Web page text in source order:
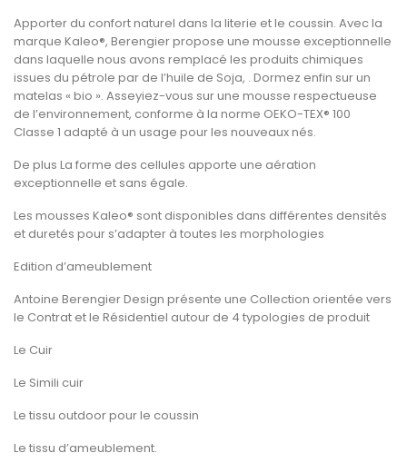
Apporter du confort naturel dans la literie et le coussin. Avec la
marque Kaleo®, Berengier propose une mousse exceptionnelle
dans laquelle nous avons remplacé les produits chimiques
issues du pétrole par de l’huile de Soja, . Dormez enfin sur un
matelas « bio ». Asseyiez-vous sur une mousse respectueuse
de l’environnement, conforme à la norme OEKO-TEX® 100
Classe 1 adapté à un usage pour les nouveaux nés.
De plus La forme des cellules apporte une aération
exceptionnelle et sans égale.
Les mousses Kaleo® sont disponibles dans différentes densités
et duretés pour s’adapter à toutes les morphologies
Edition d’ameublement
Antoine Berengier Design présente une Collection orientée vers
le Contrat et le Résidentiel autour de 4 typologies de produit
Le Cuir
Le Simili cuir
Le tissu outdoor pour le coussin
Le tissu d’ameublement.